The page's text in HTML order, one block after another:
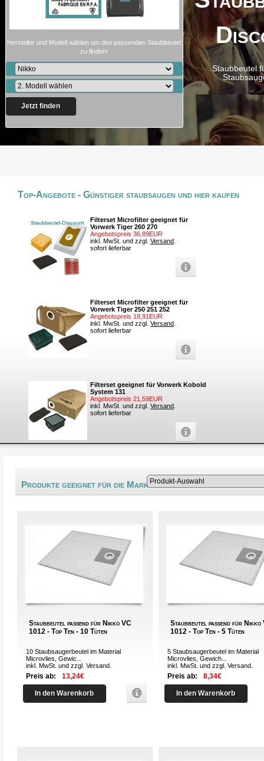
Staubbeutel
Hersteller und Modell wählen um den passenden Staubbeutel
zu finden!
Jetzt finden
Top-Angebote - Günstiger staubsaugen und hier kaufen
Filterset Microfilter geeignet für
Vorwerk Tiger 260 270
Angebotspreis 36,89EUR
inkl. MwSt. und zzgl. Versand
sofort lieferbar
Filterset Microfilter geeignet für
Vorwerk Tiger 250 251 252
Angebotspreis 18,91EUR
inkl. MwSt. und zzgl. Versand
sofort lieferbar
Filterset geeignet für Vorwerk Kobold
System 131
Angebotspreis 21,59EUR
inkl. MwSt. und zzgl. Versand
sofort lieferbar
Produkte geeignet für die Marke Nikko®
Staubbeutel passend für Nikko VC
1012 - Top Ten - 10 Tüten
10 Staubsaugerbeutel im Material
Microvlies, Gewic...
inkl. MwSt. und zzgl.Versand
Preis ab: 13,24€
In den Warenkorb
Staubbeutel passend für Nikko
1012 - Top Ten - 5 Tüten
5 Staubsaugerbeutel im Material
Microvlies, Gewich...
inkl. MwSt. und zzgl.Versand
Preis ab: 8,34€
In den Warenkorb